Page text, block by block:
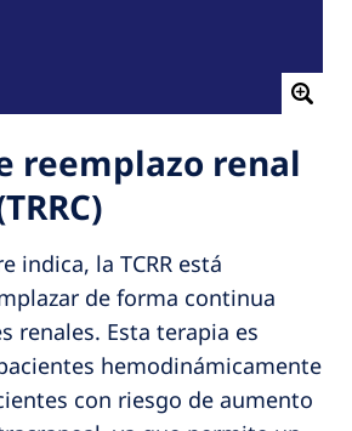
reemplazo renal
indica, la TCRR está
de forma continua
renales. Esta terapia es
hemodinámicamente
con riesgo de aumento